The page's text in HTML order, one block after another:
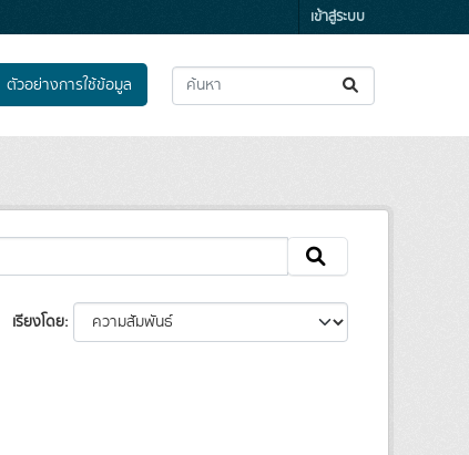
เข้าสู่ระบบ
ตัวอย่างการใช้ข้อมูล
เรียงโดย